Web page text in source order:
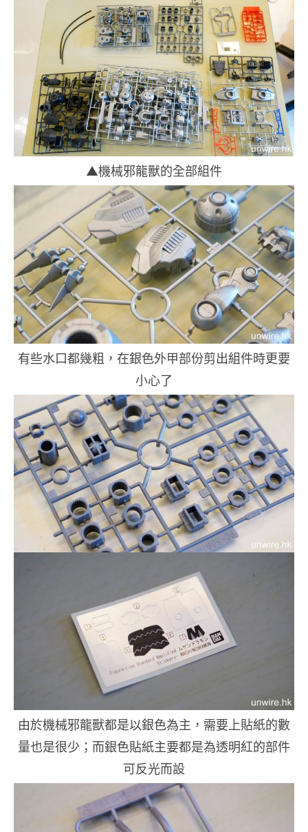
▲機械邪龍獸的全部組件
有些水口都幾粗，在銀色外甲部份剪出組件時更要
小心了
由於機械邪龍獸都是以銀色為主，需要上貼紙的數
量也是很少；而銀色貼紙主要都是為透明紅的部件
可反光而設